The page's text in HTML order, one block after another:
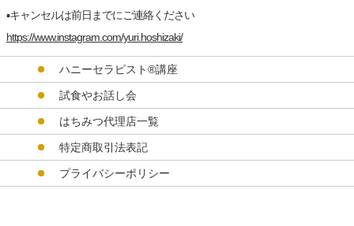
▪︎キャンセルは前日までにご連絡ください
https://www.instagram.com/yuri.hoshizaki/
ハニーセラピスト®︎講座
試食やお話し会
はちみつ代理店一覧
特定商取引法表記
プライバシーポリシー